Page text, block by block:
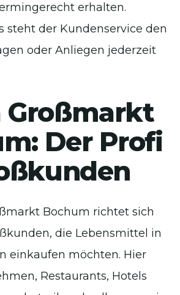
erhalten.
steht der Kundenservice den
oder Anliegen jederzeit
Großmarkt
Der Profi
Bochum richtet sich
die Lebensmittel in
einkaufen möchten. Hier
Restaurants, Hotels